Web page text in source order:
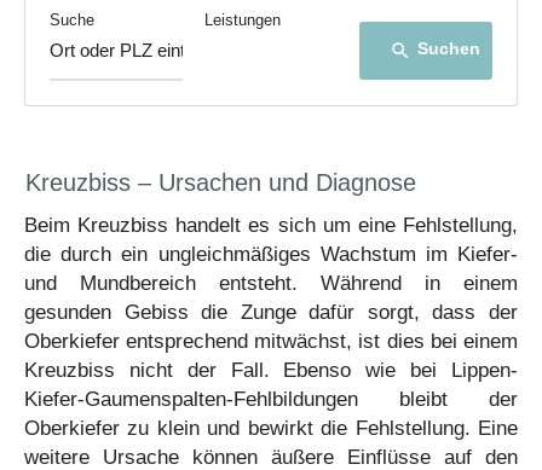
Suche Leistungen
search Suchen
Kreuzbiss – Ursachen und Diagnose
Beim Kreuzbiss handelt es sich um eine Fehlstellung,
die durch ein ungleichmäßiges Wachstum im Kiefer-
und Mundbereich entsteht. Während in einem
gesunden Gebiss die Zunge dafür sorgt, dass der
Oberkiefer entsprechend mitwächst, ist dies bei einem
Kreuzbiss nicht der Fall. Ebenso wie bei Lippen-
Kiefer-Gaumenspalten-Fehlbildungen bleibt der
Oberkiefer zu klein und bewirkt die Fehlstellung. Eine
weitere Ursache können äußere Einflüsse auf den